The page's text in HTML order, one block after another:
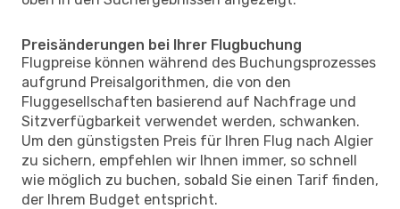
Preisänderungen bei Ihrer Flugbuchung
Flugpreise können während des Buchungsprozesses
aufgrund Preisalgorithmen, die von den
Fluggesellschaften basierend auf Nachfrage und
Sitzverfügbarkeit verwendet werden, schwanken.
Um den günstigsten Preis für Ihren Flug nach Algier
zu sichern, empfehlen wir Ihnen immer, so schnell
wie möglich zu buchen, sobald Sie einen Tarif finden,
der Ihrem Budget entspricht.